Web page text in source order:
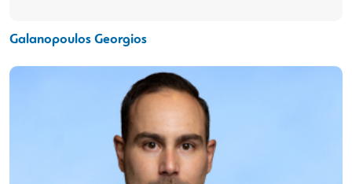
Galanopoulos Georgios